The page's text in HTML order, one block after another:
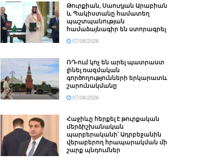
Թուրքիան, Սաուդյան Արաբիան
և Պակիստանը համատեղ
պաշտպանության
համաձայնագիր են ստորագրել
07/08/2026
ՌԴ-ում կոչ են արել պատրաստ
լինել ռազմական
գործողությունների երկարատև
շարունակմանը
07/08/2026
Հաջիևը հերքել է թուրքական
մերձիշխանական
պարբերականի՝ Ադրբեջանին
վերաբերող հրապարակման մի
շարք պնդումներ